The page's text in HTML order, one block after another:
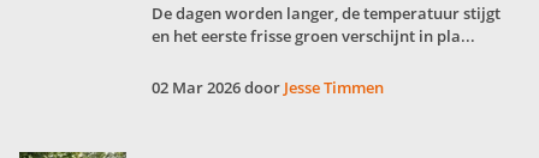
De dagen worden langer, de temperatuur stijgt
en het eerste frisse groen verschijnt in pla...
02 Mar 2026 door Jesse Timmen